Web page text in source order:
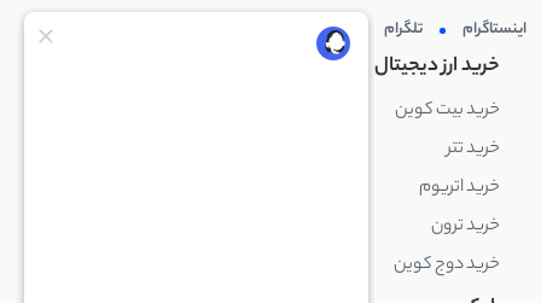
اینستاگرام
تلگرام توئیتر
خرید ارز دیجیتال
خرید بیت کوین
خرید تتر
خرید اتریوم
خرید ترون
خرید دوج کوین